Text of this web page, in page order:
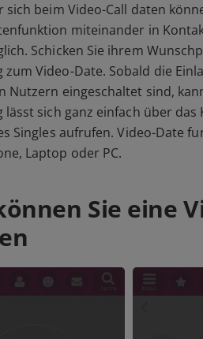
sich beim Video-Call daten
miteinander in
Schicken Sie ihrem
zum Video-Date. Sobald die
Nutzern eingeschaltet sind,
lässt sich ganz einfach über
Singles aufrufen. Video-Date
Laptop oder PC.
Sie eine